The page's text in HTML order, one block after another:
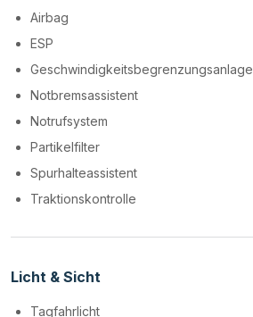
Airbag
ESP
Geschwindigkeitsbegrenzungsanlage
Notbremsassistent
Notrufsystem
Partikelfilter
Spurhalteassistent
Traktionskontrolle
Licht & Sicht
Tagfahrlicht